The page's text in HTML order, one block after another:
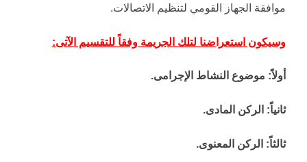
موافقة الجهاز القومي لتنظيم الاتصالات.
وسيكون استعراضنا لتلك الجريمة وفقاً للتقسيم الآتى:
أولاً: موضوع النشاط الإجرامى.
ثانياً: الركن المادى.
ثالثاً: الركن المعنوى.